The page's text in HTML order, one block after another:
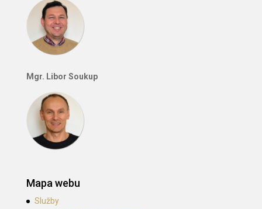
Mgr. Libor Soukup
Mapa webu
Služby